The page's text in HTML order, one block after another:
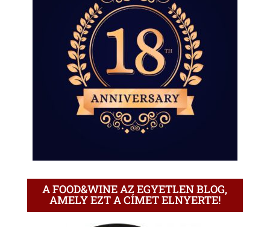
A FOOD&WINE AZ EGYETLEN BLOG,
AMELY EZT A CÍMET ELNYERTE!